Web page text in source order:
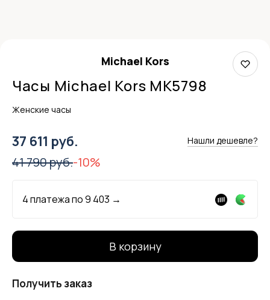
Michael Kors
Часы Michael Kors MK5798
Женские часы
37 611 руб. Нашли дешевле?
41 790 руб.-10%
4 платежа по9 403 →
В корзину
Получить заказ